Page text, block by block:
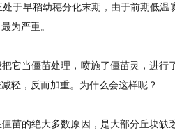
早稻幼穗分化末期，由于前期低温
为严重。
当僵苗处理，喷施了僵苗灵，进行
轻，反而加重。为什么会这样呢？
的绝大多数原因，是大部分丘块缺